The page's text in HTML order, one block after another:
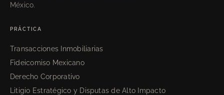
México.
PRÁCTICA
Transacciones Inmobiliarias
Fideicomiso Mexicano
Derecho Corporativo
Litigio Estratégico y Disputas de Alto Impacto